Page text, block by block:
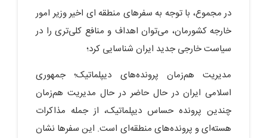
در مجموع، با توجه به سفرهای منطقه ای اخیر وزیر امور
خارجه کشورمان، می‌توان اهداف و منافع کلی‌تری را در
سیاست خارجی جدید ایران شناسایی کرد؛
مدیریت هم‌زمان پرونده‌های دیپلماتیک؛ جمهوری
اسلامی ایران در حال حاضر در حال مدیریت هم‌زمان
چندین پرونده حساس دیپلماتیک، از جمله مذاکرات
هسته‌ای و پرونده‌های منطقه‌ای است. این سفرها نشان